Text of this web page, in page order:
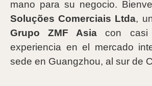
mano para su negocio.
Soluções Comerciais Ltda,
Grupo ZMF Asia con casi
experiencia en el mercado
sede en Guangzhou, al sur de